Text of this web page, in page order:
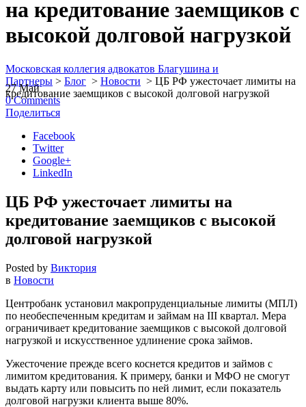
на кредитование заемщиков с
высокой долговой нагрузкой
Московская коллегия адвокатов Благушина и
Партнеры > Блог > Новости > ЦБ РФ ужесточает лимиты на
кредитование заемщиков с высокой долговой нагрузкой
27 Май
0 Comments
Поделиться
Facebook
Twitter
Google+
LinkedIn
ЦБ РФ ужесточает лимиты на
кредитование заемщиков с высокой
долговой нагрузкой
Posted by Виктория
в Новости
Центробанк установил макропруденциальные лимиты (МПЛ)
по необеспеченным кредитам и займам на III квартал. Мера
ограничивает кредитование заемщиков с высокой долговой
нагрузкой и искусственное удлинение срока займов.
Ужесточение прежде всего коснется кредитов и займов с
лимитом кредитования. К примеру, банки и МФО не смогут
выдать карту или повысить по ней лимит, если показатель
долговой нагрузки клиента выше 80%.